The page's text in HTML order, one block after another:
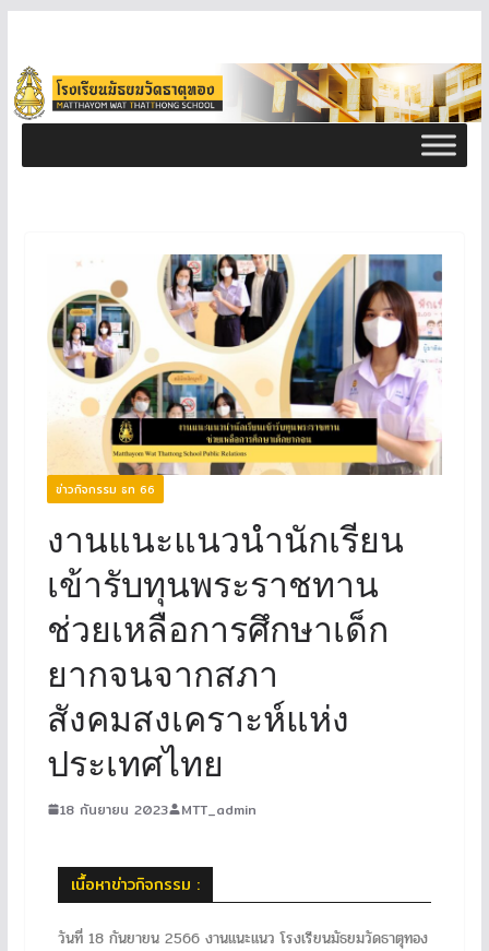
ข่าวกิจกรรม ธท 66
งานแนะแนวนำนักเรียน
เข้ารับทุนพระราชทาน
ช่วยเหลือการศึกษาเด็ก
ยากจนจากสภา
สังคมสงเคราะห์แห่ง
ประเทศไทย
18 กันยายน 2023 MTT_admin
เนื้อหาข่าวกิจกรรม :
วันที่ 18 กันยายน 2566 งานแนะแนว โรงเรียนมัธยมวัดธาตุทอง